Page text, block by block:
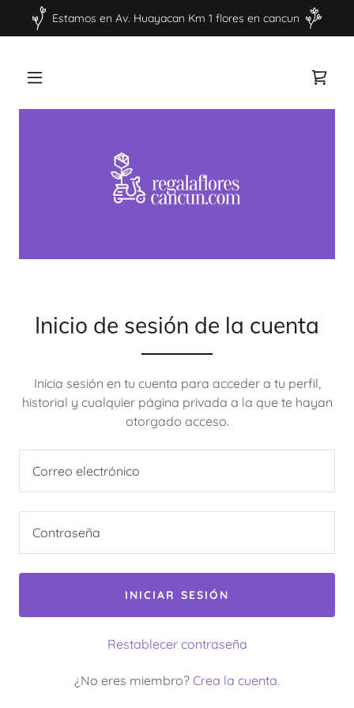
Estamos en Av. Huayacan Km 1 flores en cancun
Inicio de sesión de la cuenta
Inicia sesión en tu cuenta para acceder a tu perfil,
historial y cualquier página privada a la que te hayan
otorgado acceso.
INICIAR SESIÓN
Restablecer contraseña
¿No eres miembro? Crea la cuenta.